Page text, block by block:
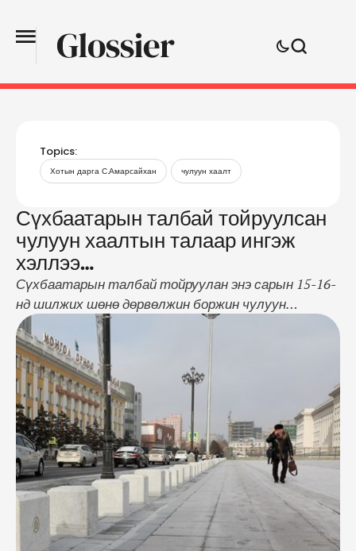
Topics:
Хотын дарга С.Амарсайхан чулуун хаалт
Сүхбаатарын талбай тойруулсан
чулуун хаалтын талаар ингэж
хэллээ…
Сүхбаатарын талбай тойруулан энэ сарын 15-16-
нд шилжих шөнө дөрвөлжин боржин чулуун
хаалтыг байрлуулсан байсан. Төрийн тусгай
хамгаалалтын газрын орлогч дарга
Б.Алтаншагай “Сүхбаатарын талбайд Төрийн
ёслол, хүндэтгэлийн арга хэмжээнээс эхлээд
жагсаал цуглаан, баяр ёслол зэрэг олон арга
хэмжээ болдог. Хүмүүс их цугладаг учраас
аюулгүй байдлыг хангах үүднээс чулуун хаалтыг
байрлуулсан. Чулууг дөрвөлжин хэлбэртэй
тавьснаар суурь сайтай, …